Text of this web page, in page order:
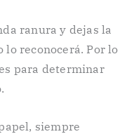
ranura y dejas la
lo reconocerá. Por lo
para determinar
siempre